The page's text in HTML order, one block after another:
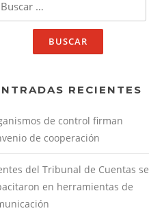
RECIENTES
de control firman
de cooperación
del Tribunal de Cuentas se
en herramientas de